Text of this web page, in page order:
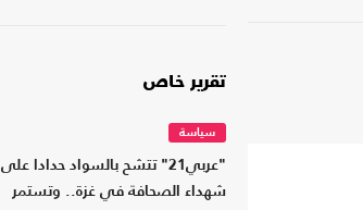
تقرير خاص
سياسة
"عربي21" تتشح بالسواد حدادا على
شهداء الصحافة في غزة.. وتستمر